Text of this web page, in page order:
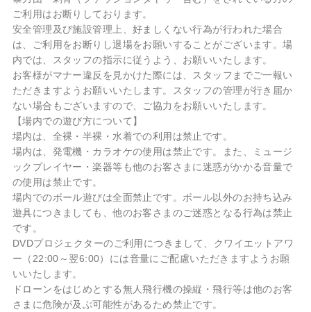
ご利用はお断りしております。
安全管理及び施設管理上、好ましくない行為が行われた場合
は、ご利用をお断りし退場をお願いすることがございます。場
内では、スタッフの指示に従うよう、お願いいたします。
お客様がマナー違反を見かけた際には、スタッフまでご一報い
ただきますようお願いいたします。スタッフの管理が行き届か
ない場合もございますので、ご協力をお願いいたします。
【場内での遊び方について】
場内は、全裸・半裸・水着での利用は禁止です。
場内は、発電機・カラオケの使用は禁止です。また、ミュージ
ックプレイヤー・楽器等も他のお客さまに迷惑がかかる音量で
の使用は禁止です。
場内でのボール遊びは全面禁止です。ボール以外のお持ち込み
遊具につきましても、他のお客さまのご迷惑となる行為は禁止
です。
DVDプロジェクターのご利用につきまして、クワイエットアワ
ー（22:00～翌6:00）には音量にご配慮いただきますようお願
いいたします。
ドローンをはじめとする無人飛行機の操縦・飛行等は他のお客
さまに危険が及ぶ可能性があるため禁止です。